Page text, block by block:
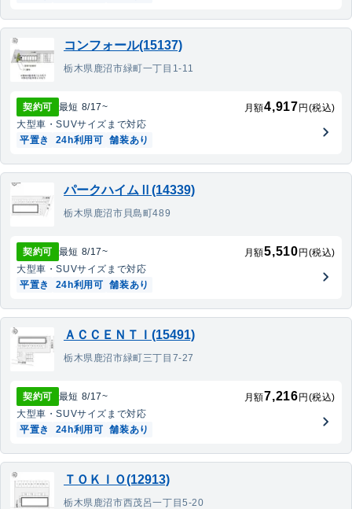
コンフォール(15137)
栃木県鹿沼市緑町一丁目1-11
契約可 最短 8/17~ 月額4,917 円(税込)
大型車・SUVサイズまで対応
平置き
24h利用可 舗装あり
パークハイムⅡ(14339)
栃木県鹿沼市貝島町489
契約可 最短 8/17~ 月額5,510 円(税込)
大型車・SUVサイズまで対応
平置き
24h利用可 舗装あり
ＡＣＣＥＮＴＩ(15491)
栃木県鹿沼市緑町三丁目7-27
契約可 最短 8/17~ 月額7,216 円(税込)
大型車・SUVサイズまで対応
平置き
24h利用可 舗装あり
ＴＯＫＩＯ(12913)
栃木県鹿沼市西茂呂一丁目5-20